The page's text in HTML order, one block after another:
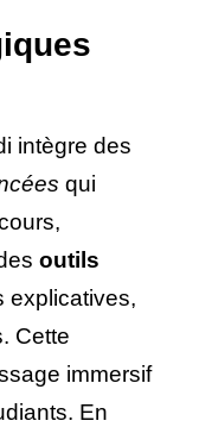
intègre des
qui
outils
explicatives,
Cette
immersif
En